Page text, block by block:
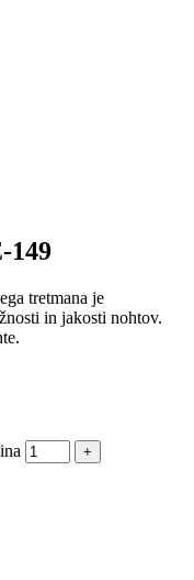
149
tretmana je
in jakosti nohtov.
+